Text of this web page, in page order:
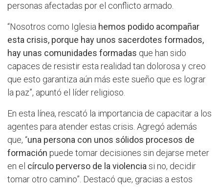
personas afectadas por el conflicto armado.
“Nosotros como Iglesia hemos podido acompañar
esta crisis, porque hay unos sacerdotes formados,
hay unas comunidades formadas que han sido
capaces de resistir esta realidad tan dolorosa y creo
que esto garantiza aún más este sueño que es lograr
la paz”, apuntó el líder religioso.
En esta línea, rescató la importancia de capacitar a los
agentes para atender estas crisis. Agregó además
que, “una persona con unos sólidos procesos de
formación puede tomar decisiones sin dejarse meter
en el círculo perverso de la violencia si no, decidir
tomar otro camino”. Destacó que, gracias a estos